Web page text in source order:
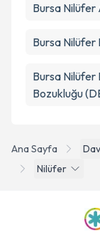
Ana Sayfa
Nilüfer
Bursa Nilüfer
Bursa Nilüfer
Bursa Nilüfer
Bozukluğu